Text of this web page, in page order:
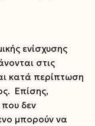
ενίσχυσης
στις
κατά περίπτωση
Επίσης,
που δεν
μπορούν να